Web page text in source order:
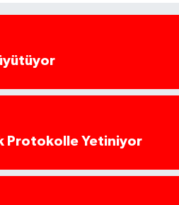
Protokolle Yetiniyor